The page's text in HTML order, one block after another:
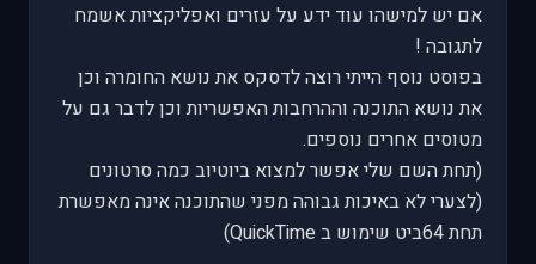
אם יש למישהו עוד ידע על עזרים ואפליקציות אשמח
לתגובה !
בפוסט נוסף הייתי רוצה לדסקס את נושא החומרה וכן
את נושא התוכנה וההרחבות האפשריות וכן לדבר גם על
מטוסים אחרים נוספים.
(תחת השם שלי אפשר למצוא ביוטיוב כמה סרטונים
(לצערי לא באיכות גבוהה מפני שהתוכנה אינה מאפשרת
תחת 64ביט שימוש ב QuickTime)